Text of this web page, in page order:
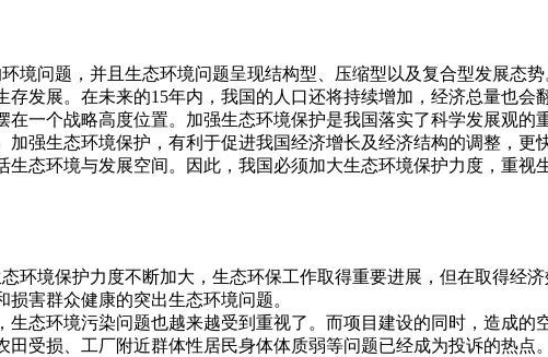
问题，并且生态环境问题呈现结构型、压缩型以及复合型发展态
发展。在未来的15年内，我国的人口还将持续增加，经济总量也
一个战略高度位置。加强生态环境保护是我国落实了科学发展观
强生态环境保护，有利于促进我国经济增长及经济结构的调整，
态环境与发展空间。因此，我国必须加大生态环境保护力度，重视
境保护力度不断加大，生态环保工作取得重要进展，但在取得经
害群众健康的突出生态环境问题。
态环境污染问题也越来越受到重视了。而项目建设的同时，造成
受损、工厂附近群体性居民身体体质弱等问题已经成为投诉的热点。